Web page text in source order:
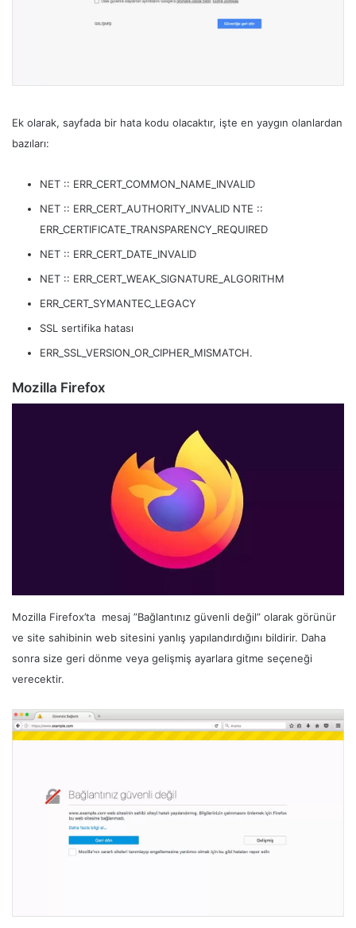
Ek olarak, sayfada bir hata kodu olacaktır, işte en yaygın olanlardan
bazıları:
NET :: ERR_CERT_COMMON_NAME_INVALID
NET :: ERR_CERT_AUTHORITY_INVALID NTE ::
ERR_CERTIFICATE_TRANSPARENCY_REQUIRED
NET :: ERR_CERT_DATE_INVALID
NET :: ERR_CERT_WEAK_SIGNATURE_ALGORITHM
ERR_CERT_SYMANTEC_LEGACY
SSL sertifika hatası
ERR_SSL_VERSION_OR_CIPHER_MISMATCH.
Mozilla Firefox
Mozilla Firefox’ta mesaj ”Bağlantınız güvenli değil” olarak görünür
ve site sahibinin web sitesini yanlış yapılandırdığını bildirir. Daha
sonra size geri dönme veya gelişmiş ayarlara gitme seçeneği
verecektir.